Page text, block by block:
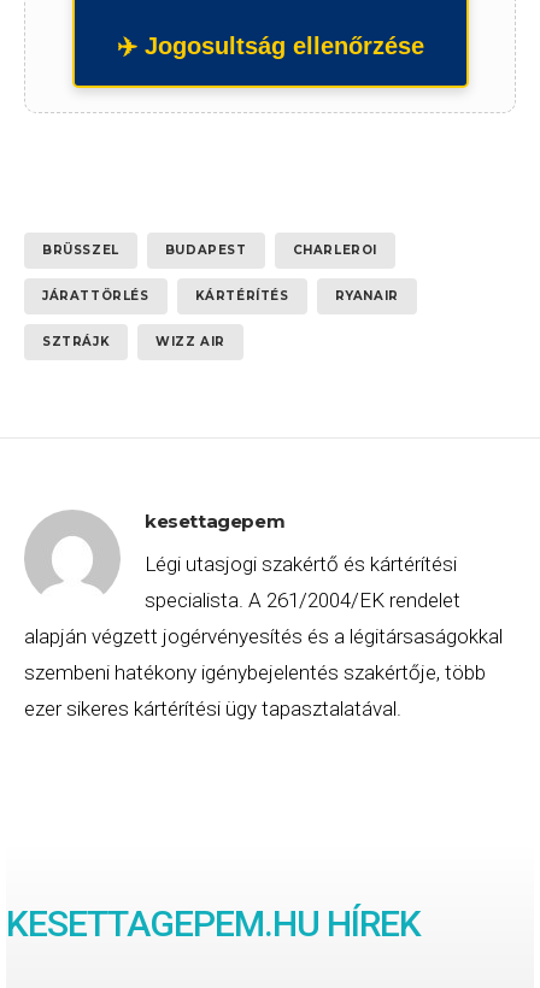
✈️ Jogosultság ellenőrzése
BRÜSSZEL BUDAPEST CHARLEROI
JÁRATTÖRLÉS KÁRTÉRÍTÉS RYANAIR
SZTRÁJK WIZZ AIR
kesettagepem
Légi utasjogi szakértő és kártérítési
specialista. A 261/2004/EK rendelet
alapján végzett jogérvényesítés és a légitársaságokkal
szembeni hatékony igénybejelentés szakértője, több
ezer sikeres kártérítési ügy tapasztalatával.
KESETTAGEPEM.HU HÍREK